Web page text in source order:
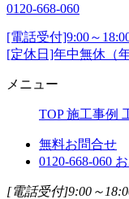
0120-668-060
[電話受付]9:00～
[定休日]年中無休（
メニュー
TOP 施工事例
無料お問合せ
0120-668-060
[電話受付]9:00～